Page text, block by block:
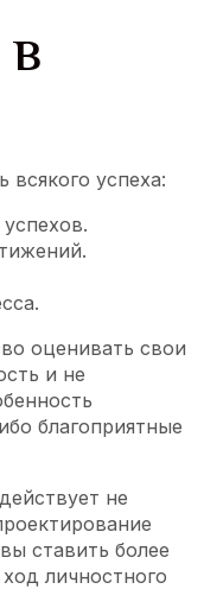
успеха:
оценивать свои
и не
благоприятные
не
ставить более
личностного